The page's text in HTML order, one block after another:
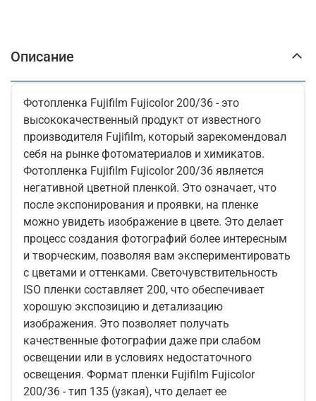
Описание
Фотопленка Fujifilm Fujicolor 200/36 - это
высококачественный продукт от известного
производителя Fujifilm, который зарекомендовал
себя на рынке фотоматериалов и химикатов.
Фотопленка Fujifilm Fujicolor 200/36 является
негативной цветной пленкой. Это означает, что
после экспонирования и проявки, на пленке
можно увидеть изображение в цвете. Это делает
процесс создания фотографий более интересным
и творческим, позволяя вам экспериментировать
с цветами и оттенками. Светочувствительность
ISO пленки составляет 200, что обеспечивает
хорошую экспозицию и детализацию
изображения. Это позволяет получать
качественные фотографии даже при слабом
освещении или в условиях недостаточного
освещения. Формат пленки Fujifilm Fujicolor
200/36 - тип 135 (узкая), что делает ее